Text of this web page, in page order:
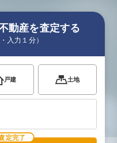
動産を査定する
入力１分）
戸建 土地
定完了